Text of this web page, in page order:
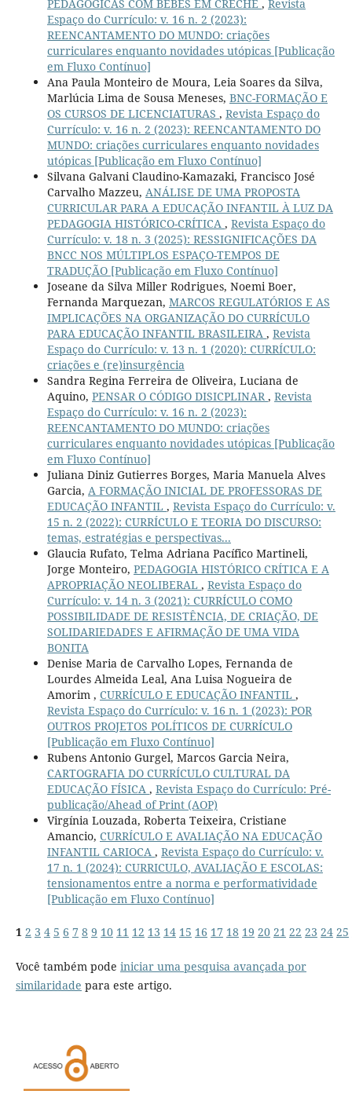
PEDAGÓGICAS COM BEBÊS EM CRECHE , Revista
Espaço do Currículo: v. 16 n. 2 (2023):
REENCANTAMENTO DO MUNDO: criações
curriculares enquanto novidades utópicas [Publicação
em Fluxo Contínuo]
Ana Paula Monteiro de Moura, Leia Soares da Silva,
Marlúcia Lima de Sousa Meneses, BNC-FORMAÇÃO E
OS CURSOS DE LICENCIATURAS , Revista Espaço do
Currículo: v. 16 n. 2 (2023): REENCANTAMENTO DO
MUNDO: criações curriculares enquanto novidades
utópicas [Publicação em Fluxo Contínuo]
Silvana Galvani Claudino-Kamazaki, Francisco José
Carvalho Mazzeu, ANÁLISE DE UMA PROPOSTA
CURRICULAR PARA A EDUCAÇÃO INFANTIL À LUZ DA
PEDAGOGIA HISTÓRICO-CRÍTICA , Revista Espaço do
Currículo: v. 18 n. 3 (2025): RESSIGNIFICAÇÕES DA
BNCC NOS MÚLTIPLOS ESPAÇO-TEMPOS DE
TRADUÇÃO [Publicação em Fluxo Contínuo]
Joseane da Silva Miller Rodrigues, Noemi Boer,
Fernanda Marquezan, MARCOS REGULATÓRIOS E AS
IMPLICAÇÕES NA ORGANIZAÇÃO DO CURRÍCULO
PARA EDUCAÇÃO INFANTIL BRASILEIRA , Revista
Espaço do Currículo: v. 13 n. 1 (2020): CURRÍCULO:
criações e (re)insurgência
Sandra Regina Ferreira de Oliveira, Luciana de
Aquino, PENSAR O CÓDIGO DISICPLINAR, Revista
Espaço do Currículo: v. 16 n. 2 (2023):
REENCANTAMENTO DO MUNDO: criações
curriculares enquanto novidades utópicas [Publicação
em Fluxo Contínuo]
Juliana Diniz Gutierres Borges, Maria Manuela Alves
Garcia, A FORMAÇÃO INICIAL DE PROFESSORAS DE
EDUCAÇÃO INFANTIL , Revista Espaço do Currículo: v.
15 n. 2 (2022): CURRÍCULO E TEORIA DO DISCURSO:
temas, estratégias e perspectivas...
Glaucia Rufato, Telma Adriana Pacífico Martineli,
Jorge Monteiro, PEDAGOGIA HISTÓRICO CRÍTICA E A
APROPRIAÇÃO NEOLIBERAL , Revista Espaço do
Currículo: v. 14 n. 3 (2021): CURRÍCULO COMO
POSSIBILIDADE DE RESISTÊNCIA, DE CRIAÇÃO, DE
SOLIDARIEDADES E AFIRMAÇÃO DE UMA VIDA
BONITA
Denise Maria de Carvalho Lopes, Fernanda de
Lourdes Almeida Leal, Ana Luisa Nogueira de
Amorim , CURRÍCULO E EDUCAÇÃO INFANTIL ,
Revista Espaço do Currículo: v. 16 n. 1 (2023): POR
OUTROS PROJETOS POLÍTICOS DE CURRÍCULO
[Publicação em Fluxo Contínuo]
Rubens Antonio Gurgel, Marcos Garcia Neira,
CARTOGRAFIA DO CURRÍCULO CULTURAL DA
EDUCAÇÃO FÍSICA , Revista Espaço do Currículo: Pré-
publicação/Ahead of Print (AOP)
Virgínia Louzada, Roberta Teixeira, Cristiane
Amancio, CURRÍCULO E AVALIAÇÃO NA EDUCAÇÃO
INFANTIL CARIOCA , Revista Espaço do Currículo: v.
17 n. 1 (2024): CURRICULO, AVALIAÇÃO E ESCOLAS:
tensionamentos entre a norma e performatividade
[Publicação em Fluxo Contínuo]
1 2 3 4 5 6 7 8 9 10 11 12 13 14 15 16 17 18 19 20 21 22 23 24 25
Você também pode iniciar uma pesquisa avançada por
similaridade para este artigo.